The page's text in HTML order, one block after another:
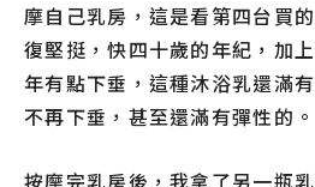
摩自己乳房，這是看第四台買
復堅挺，快四十歲的年紀，加
年有點下垂，這種沐浴乳還滿
不再下垂，甚至還滿有彈性的。
按摩完乳房後，我拿了另一瓶